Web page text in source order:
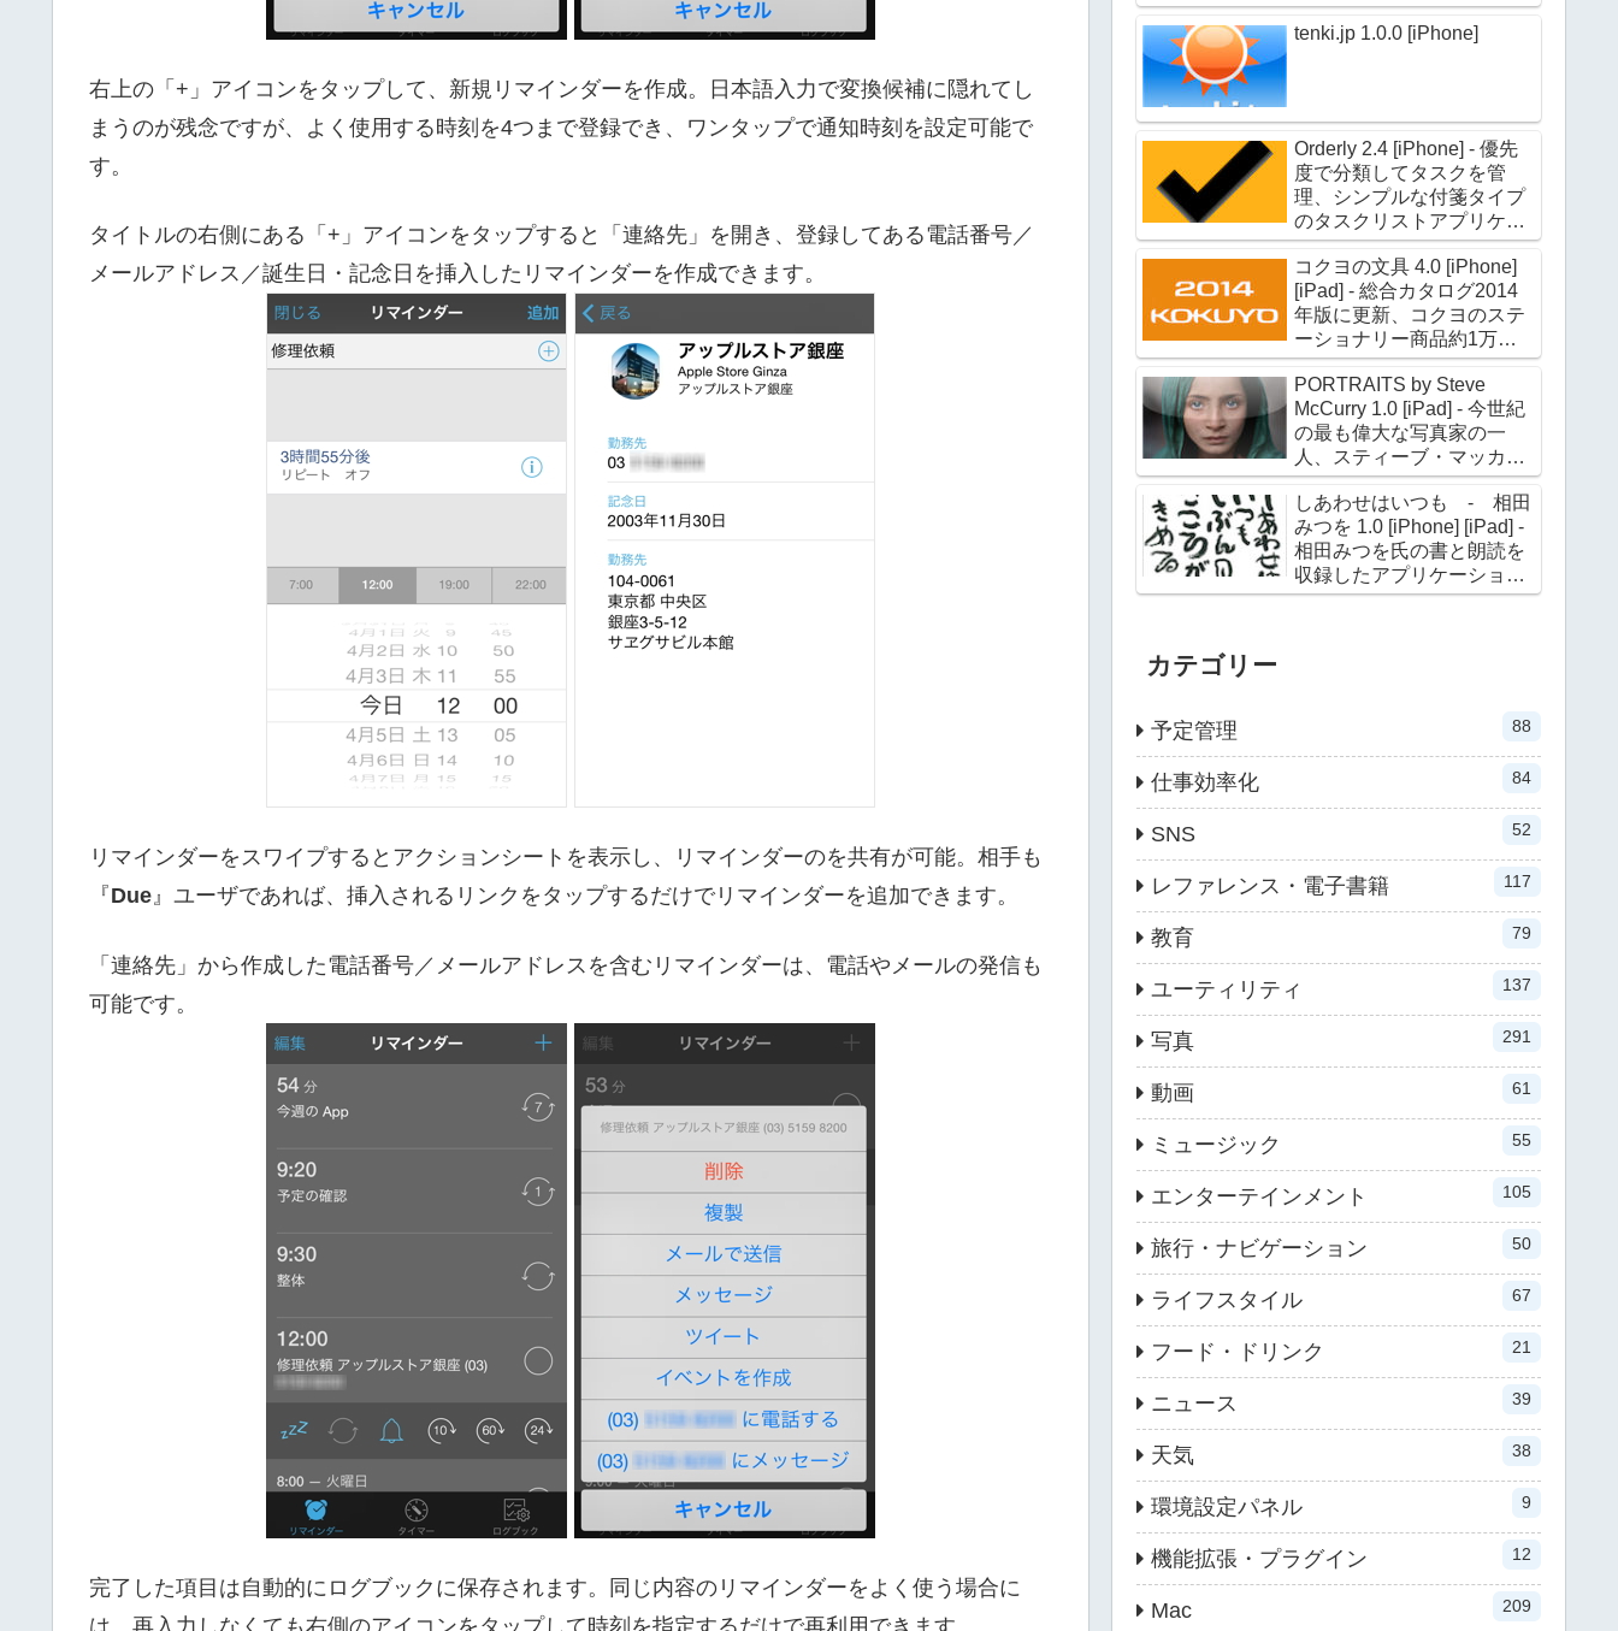
右上の「+」アイコンをタップして、新規リマインダーを作成。日本語入力で変換候補に隠れてし
まうのが残念ですが、よく使用する時刻を4つまで登録でき、ワンタップで通知時刻を設定可能で
す。
タイトルの右側にある「+」アイコンをタップすると「連絡先」を開き、登録してある電話番号／
メールアドレス／誕生日・記念日を挿入したリマインダーを作成できます。
リマインダーをスワイプするとアクションシートを表示し、リマインダーのを共有が可能。相手も
『Due』ユーザであれば、挿入されるリンクをタップするだけでリマインダーを追加できます。
「連絡先」から作成した電話番号／メールアドレスを含むリマインダーは、電話やメールの発信も
可能です。
完了した項目は自動的にログブックに保存されます。同じ内容のリマインダーをよく使う場合に
は、再入力しなくても右側のアイコンをタップして時刻を指定するだけで再利用できます。
撮影できる
tenki.jp 1.0.0 [iPhone]
Orderly 2.4 [iPhone] - 優先
度で分類してタスクを管
理、シンプルな付箋タイプ
のタスクリストアプリケー
ション
コクヨの文具 4.0 [iPhone]
[iPad] - 総合カタログ2014
年版に更新、コクヨのステ
ーショナリー商品約1万点
の情報を収録
PORTRAITS by Steve
McCurry 1.0 [iPad] - 今世紀
の最も偉大な写真家の一
人、スティーブ・マッカリ
ー氏のポートレイト作品約
180点を収録
しあわせはいつも - 相田
みつを 1.0 [iPhone] [iPad] -
相田みつを氏の書と朗読を
収録したアプリケーション
第二弾
カテゴリー
予定管理 88
仕事効率化 84
SNS 52
レファレンス・電子書籍 117
教育 79
ユーティリティ 137
写真 291
動画 61
ミュージック 55
エンターテインメント 105
旅行・ナビゲーション 50
ライフスタイル 67
フード・ドリンク 21
ニュース 39
天気 38
環境設定パネル 9
機能拡張・プラグイン 12
Mac 209